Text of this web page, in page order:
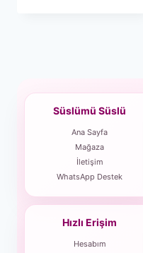
Süslümü Süslü
Ana Sayfa
Mağaza
İletişim
WhatsApp Destek
Hızlı Erişim
Hesabım